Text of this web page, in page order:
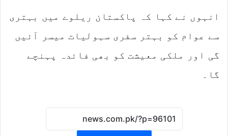
انہوں نے کہا کہ پاکستان ریلوے میں بہتری
سے عوام کو بہتر سفری سہولیات میسر آئیں
گی اور ملکی معیشت کو بھی فائدہ پہنچے
گا۔